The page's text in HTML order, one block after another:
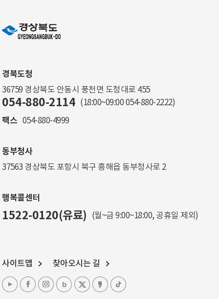
경북도청
36759 경상북도 안동시 풍천면 도청대로 455
054-880-2114 (18:00~09:00 054-880-2222)
팩스 054-880-4999
동부청사
37563 경상북도 포항시 북구 흥해읍 동부청사로 2
행복콜센터
1522-0120(유료) (월~금 9:00~18:00, 공휴일 제외)
사이트맵 찾아오시는 길